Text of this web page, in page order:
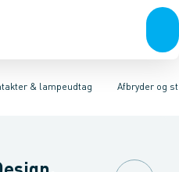
& lampeudtag
Forgreningsmateriel
Afbryder og
Installationsafbryder